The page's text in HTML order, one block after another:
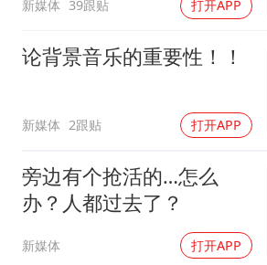
新媒体 39跟贴 打开APP
论背景音乐的重要性！！
新媒体 2跟贴 打开APP
旁边有个抢活的…怎么
办？人都过去了？
新媒体 打开APP